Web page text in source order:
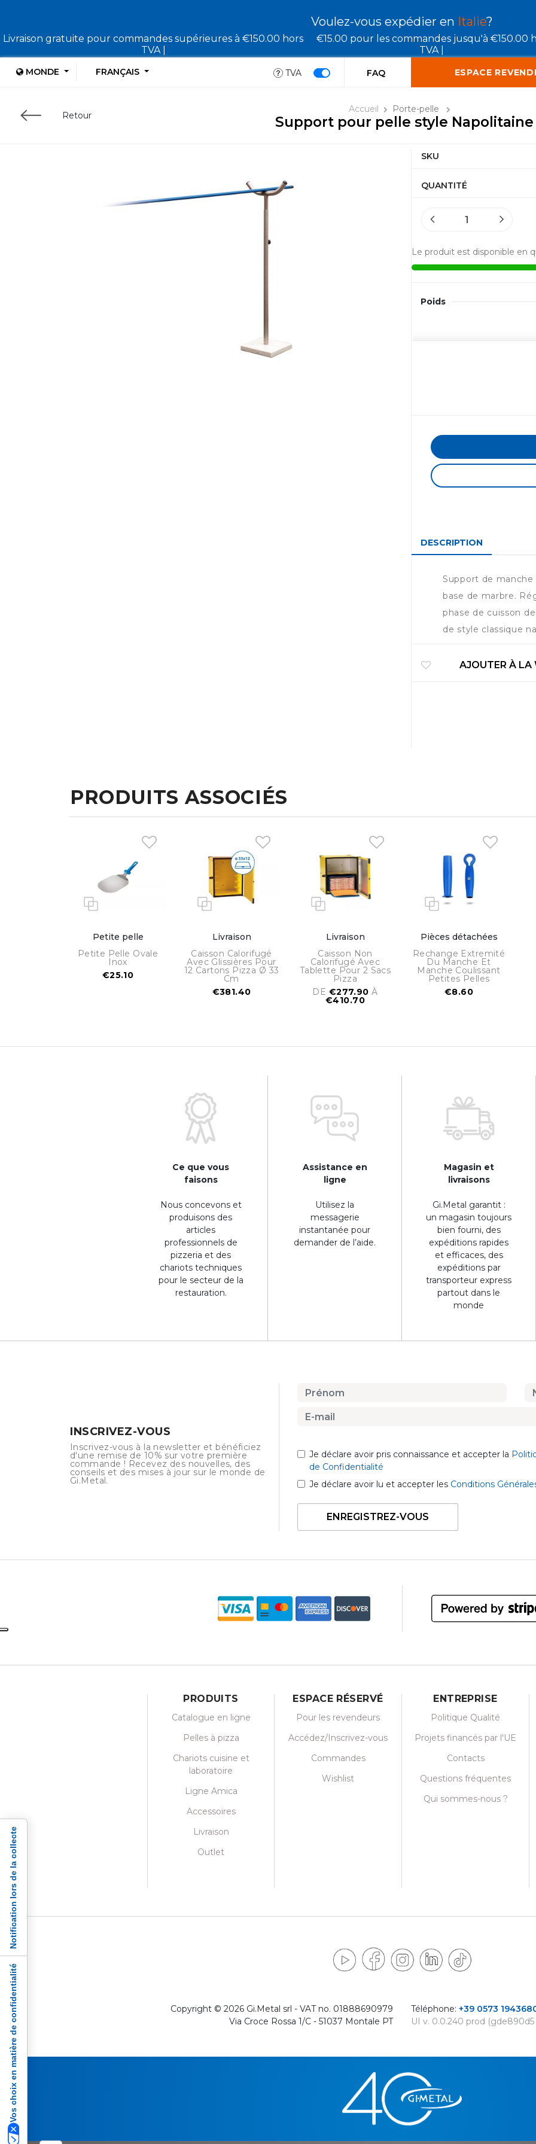
Voulez-vous expédier en Italie?
Livraison gratuite pour commandes supérieures à €150.00 hors
TVA |
€15.00 pour les commandes jusqu'à €150.00
TVA |
MONDE FRANÇAIS TVA FAQ ESPACE
Retour
Accueil Porte-pelle
Support pour pelle style Napolitaine
SKU
QUANTITÉ
Le produit est disponible en
Poids
DESCRIPTION
Support de
base de marbre.
phase de cuisson
de style classique
AJOUTER À LA
PRODUITS ASSOCIÉS
Petite pelle
Petite Pelle Ovale
Inox
€25.10
Livraison
Caisson Calorifugé
Avec Glissières Pour
12 Cartons Pizza Ø 33
Cm
€381.40
Livraison
Caisson Non
Calorifugé Avec
Tablette Pour 2 Sacs
Pizza
DE €277.90À
€410.70
Pièces détachées
Rechange Extremité
Du Manche Et
Manche Coulissant
Petites Pelles
€8.60
Ce que vous
faisons
Nous concevons et
produisons des
articles
professionnels de
pizzeria et des
chariots techniques
pour le secteur de la
restauration.
Assistance en
ligne
Utilisez la
messagerie
instantanée pour
demander de l’aide.
Magasin et
livraisons
Gi.Metal garantit :
un magasin toujours
bien fourni, des
expéditions rapides
et efficaces, des
expéditions par
transporteur express
partout dans le
monde
INSCRIVEZ-VOUS
Inscrivez-vous à la newsletter et bénéficiez
d'une remise de 10% sur votre première
commande ! Recevez des nouvelles, des
conseils et des mises à jour sur le monde de
Gi.Metal.
Je déclare avoir pris connaissance et accepter la
de Confidentialité
Je déclare avoir lu et accepter les Conditions
ENREGISTREZ-VOUS
PRODUITS
Catalogue en ligne
Pelles à pizza
Chariots cuisine et
laboratoire
Ligne Amica
Accessoires
Livraison
Outlet
ESPACE RÉSERVÉ
Pour les revendeurs
Accédez/Inscrivez-vous
Commandes
Wishlist
ENTREPRISE
Politique Qualité
Projets financés par l'UE
Contacts
Questions fréquentes
Qui sommes-nous ?
Copyright © 2026 Gi.Metal srl - VAT no. 01888690979
Via Croce Rossa 1/C - 51037 Montale PT
Téléphone: +39 0573
UI v. 0.0.240 prod (gde890d5
Vos choix en matière de confidentialité
Notification lors de la collecte